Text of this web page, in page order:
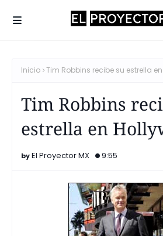
Inicio Tim Robbins recibe su estrella
Tim Robbins
estrella en
El Proyector MX 9:55